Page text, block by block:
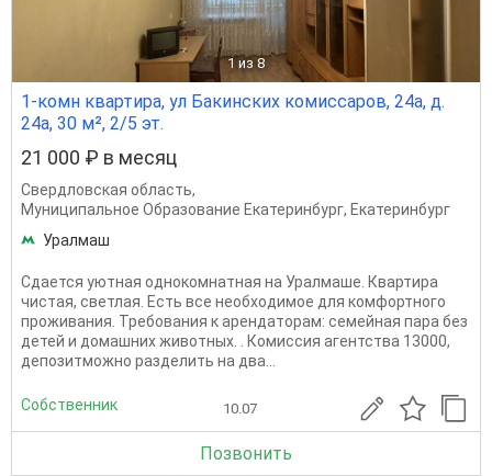
1 из 8
1-комн квартира, ул Бакинских комиссаров, 24а, д.
24а, 30 м², 2/5 эт.
21 000 ₽ в месяц
Свердловская область,
Муниципальное Образование Екатеринбург, Екатеринбург
Уралмаш
Сдается уютная однокомнатная на Уралмаше. Квартира
чистая, светлая. Есть все необходимое для комфортного
проживания. Требования к арендаторам: семейная пара без
детей и домашних животных. . Комиссия агентства 13000,
депозитможно разделить на два...
Собственник 10.07
Позвонить